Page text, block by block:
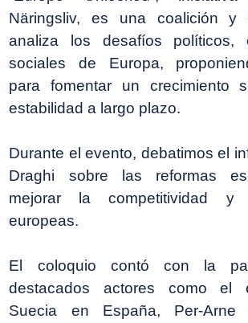
Näringsliv, es una coalición y
analiza los desafíos políticos,
sociales de Europa,
para fomentar un crecimiento
estabilidad a largo plazo.
Durante el evento, debatimos el
Draghi sobre las reformas
mejorar la competitividad y
europeas.
El coloquio contó con la
destacados actores como el
Suecia en España, Per-Arne